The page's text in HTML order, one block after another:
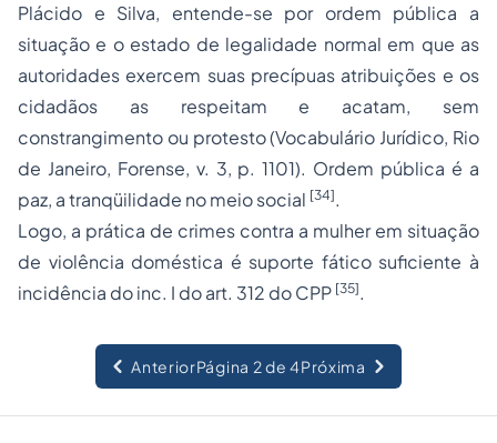
Plácido e Silva, entende-se por ordem pública a
situação e o estado de legalidade normal em que as
autoridades exercem suas precípuas atribuições e os
cidadãos as respeitam e acatam, sem
constrangimento ou protesto (Vocabulário Jurídico, Rio
de Janeiro, Forense, v. 3, p. 1101). Ordem pública é a
paz, a tranqüilidade no meio social [34].
Logo, a prática de crimes contra a mulher em situação
de violência doméstica é suporte fático suficiente à
incidência do inc. I do art. 312 do CPP [35].
AnteriorPágina 2 de 4Próxima